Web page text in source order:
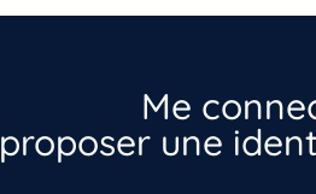
Me
proposer une